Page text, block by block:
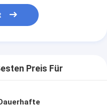
Preis Für